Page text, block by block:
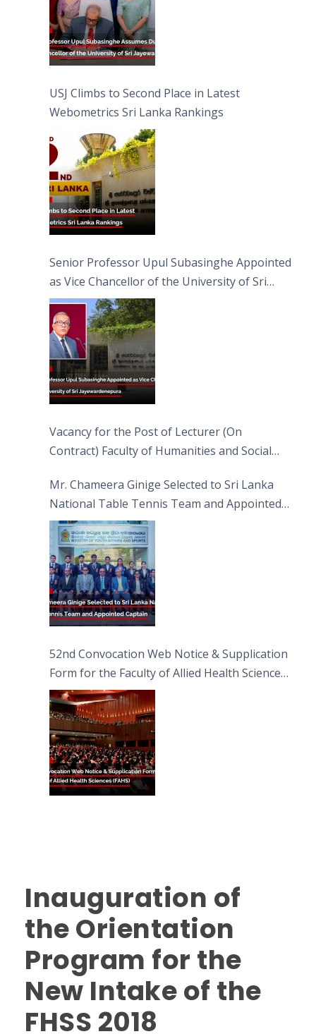
USJ Climbs to Second Place in Latest
Webometrics Sri Lanka Rankings
Senior Professor Upul Subasinghe Appointed
as Vice Chancellor of the University of Sri
Jayewardenepura
Vacancy for the Post of Lecturer (On
Contract) Faculty of Humanities and Social
Mr. Chameera Ginige Selected to Sri Lanka
National Table Tennis Team and Appointed
Captain
52nd Convocation Web Notice & Supplication
Form for the Faculty of Allied Health Sciences
(FAHS)
Inauguration of
the Orientation
Program for the
New Intake of the
FHSS 2018